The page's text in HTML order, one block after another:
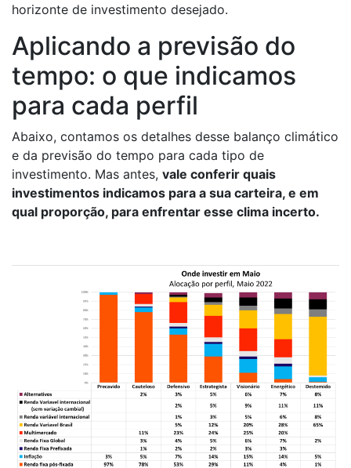
horizonte de investimento desejado.
Aplicando a previsão do
tempo: o que indicamos
para cada perfil
Abaixo, contamos os detalhes desse balanço climático
e da previsão do tempo para cada tipo de
investimento. Mas antes, vale conferir quais
investimentos indicamos para a sua carteira, e em
qual proporção, para enfrentar esse clima incerto.